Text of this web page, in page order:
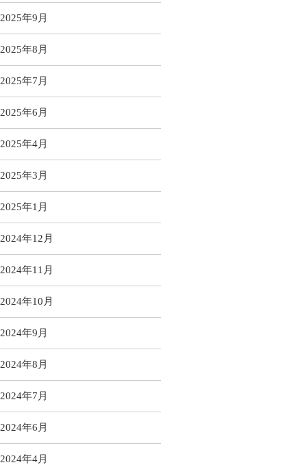
2025年9月
2025年8月
2025年7月
2025年6月
2025年4月
2025年3月
2025年1月
2024年12月
2024年11月
2024年10月
2024年9月
2024年8月
2024年7月
2024年6月
2024年4月